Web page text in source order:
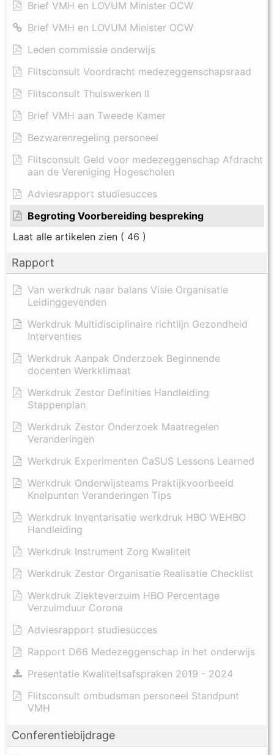
Brief VMH en LOVUM Minister OCW
Brief VMH en LOVUM Minister OCW
Leden commissie onderwijs
Flitsconsult Voordracht medezeggenschapsraad
Flitsconsult Thuiswerken II
Brief VMH aan Tweede Kamer
Bezwarenregeling personeel
Flitsconsult Geld voor medezeggenschap Afdracht
aan de Vereniging Hogescholen
Adviesrapport studiesucces
Begroting Voorbereiding bespreking
Laat alle artikelen zien ( 46 )
Rapport
Van werkdruk naar balans Visie Organisatie
Leidinggevenden
Werkdruk Multidisciplinaire richtlijn Gezondheid
Interventies
Werkdruk Aanpak Onderzoek Beginnende
docenten Werkklimaat
Werkdruk Zestor Definities Handleiding
Stappenplan
Werkdruk Zestor Onderzoek Maatregelen
Veranderingen
Werkdruk Experimenten CaSUS Lessons Learned
Werkdruk Onderwijsteams Praktijkvoorbeeld
Knelpunten Veranderingen Tips
Werkdruk Inventarisatie werkdruk HBO WEHBO
Handleiding
Werkdruk Instrument Zorg Kwaliteit
Werkdruk Zestor Organisatie Realisatie Checklist
Werkdruk Ziekteverzuim HBO Percentage
Verzuimduur Corona
Adviesrapport studiesucces
Rapport D66 Medezeggenschap in het onderwijs
Presentatie Kwaliteitsafspraken 2019 - 2024
Flitsconsult ombudsman personeel Standpunt
VMH
Conferentiebijdrage